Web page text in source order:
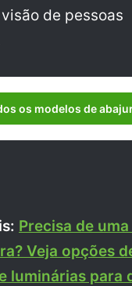
de pessoas
os modelos de
Precisa de
Veja opções
luminárias para